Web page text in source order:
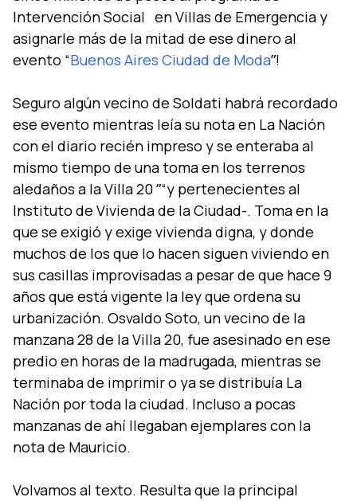
Intervención Social en Villas de Emergencia y
asignarle más de la mitad de ese dinero al
evento “Buenos Aires Ciudad de Modaˮ!
Seguro algún vecino de Soldati habrá recordado
ese evento mientras leí­a su nota en La Nación
con el diario recién impreso y se enteraba al
mismo tiempo de una toma en los terrenos
aledaños a la Villa 20 ˮ“y pertenecientes al
Instituto de Vivienda de la Ciudad-. Toma en la
que se exigió y exige vivienda digna, y donde
muchos de los que lo hacen siguen viviendo en
sus casillas improvisadas a pesar de que hace 9
años que está vigente la ley que ordena su
urbanización. Osvaldo Soto, un vecino de la
manzana 28 de la Villa 20, fue asesinado en ese
predio en horas de la madrugada, mientras se
terminaba de imprimir o ya se distribuí­a La
Nación por toda la ciudad. Incluso a pocas
manzanas de ahí­ llegaban ejemplares con la
nota de Mauricio.
Volvamos al texto. Resulta que la principal